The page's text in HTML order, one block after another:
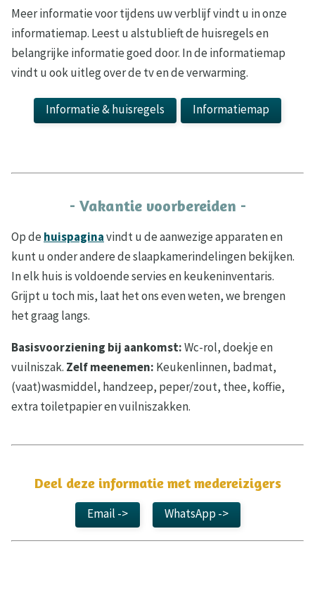
Meer informatie voor tijdens uw verblijf vindt u in onze
informatiemap. Leest u alstublieft de huisregels en
belangrijke informatie goed door. In de informatiemap
vindt u ook uitleg over de tv en de verwarming.
Informatie & huisregels Informatiemap
- Vakantie voorbereiden -
Op de huispaginavindt u de aanwezige apparaten en
kunt u onder andere de slaapkamerindelingen bekijken.
In elk huis is voldoende servies en keukeninventaris.
Grijpt u toch mis, laat het ons even weten, we brengen
het graag langs.
Basisvoorziening bij aankomst:Wc-rol, doekje en
vuilniszak. Zelf meenemen: Keukenlinnen, badmat,
(vaat)wasmiddel, handzeep, peper/zout, thee, koffie,
extra toiletpapier en vuilniszakken.
Deel deze informatie met medereizigers
Email -> WhatsApp ->